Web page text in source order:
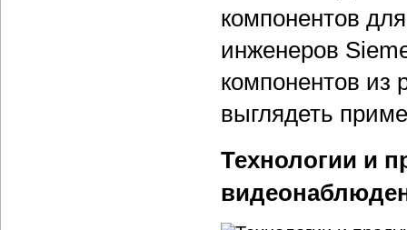
компонентов
инженеров
компонентов из
выглядеть
Технологии и